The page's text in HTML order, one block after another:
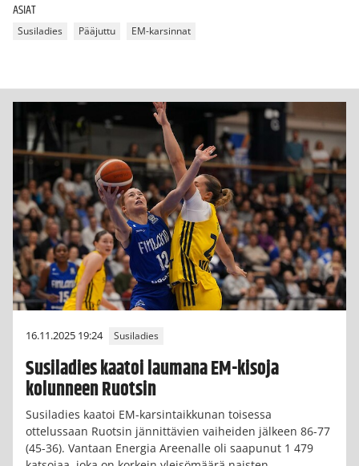
ASIAT
Susiladies Pääjuttu EM-karsinnat
16.11.2025 19:24 Susiladies
Susiladies kaatoi laumana EM-kisoja
kolunneen Ruotsin
Susiladies kaatoi EM-karsintaikkunan toisessa
ottelussaan Ruotsin jännittävien vaiheiden jälkeen 86-77
(45-36). Vantaan Energia Areenalle oli saapunut 1 479